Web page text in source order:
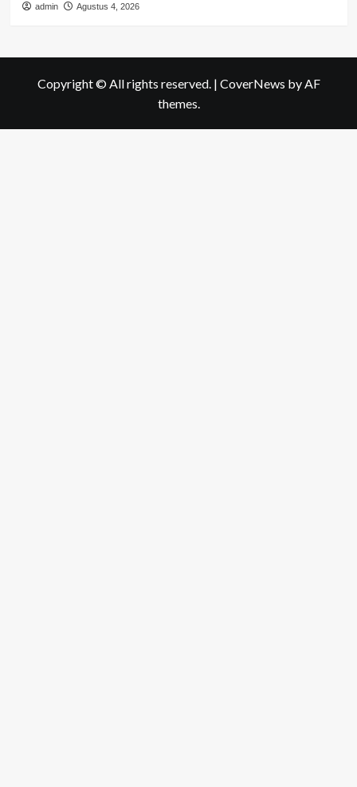
admin Agustus 4, 2026
Copyright © All rights reserved. | CoverNews by AF
themes.